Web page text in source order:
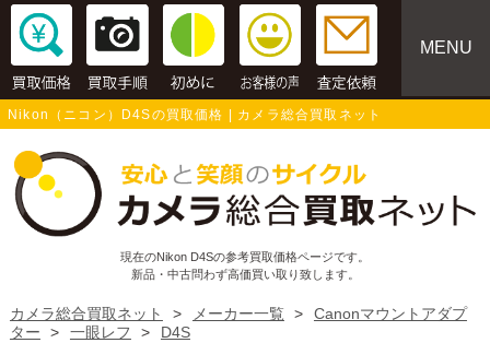
MENU
Nikon（ニコン）D4Sの買取価格 | カメラ総合買取ネット
現在のNikon D4Sの参考買取価格ページです。
新品・中古問わず高価買い取り致します。
カメラ総合買取ネット > メーカー一覧 >
Canonマウントアダプ
ター
> 一眼レフ > D4S